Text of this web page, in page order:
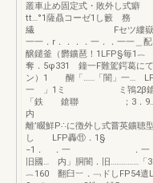
叢車止め固定式・敗外し
tt…°1薩贔コーゼ1し籔
繊 Fセツ縷嶽擁）．
一一．r．．．．一．．
醸鑓釜（欝鑛琶！
奪．5φ331 鐘一F難駕鍔葛に
ン）1 醐「……「闇」一…
一 」1ミ ミ鴇2β鎗
「鉄 鎗聯 ；3．9…
内 ．一．．
離’畷鮮P∴に徴外し式
し LFP轟⑪．1§ ・一
−1． ．一 ．一「
旧國… 内」胴闇．旧……………「
︷160 翻臼︸．﹁